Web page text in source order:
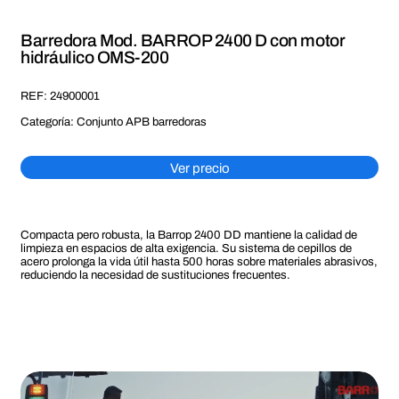
Barredora Mod. BARROP 2400 D con motor
hidráulico OMS-200
REF: 24900001
Categoría: Conjunto APB barredoras
Ver precio
Compacta pero robusta, la Barrop 2400 DD mantiene la calidad de
limpieza en espacios de alta exigencia. Su sistema de cepillos de
acero prolonga la vida útil hasta 500 horas sobre materiales abrasivos,
reduciendo la necesidad de sustituciones frecuentes.